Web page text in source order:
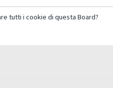
tutti i cookie di questa Board?